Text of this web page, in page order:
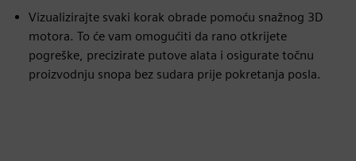
Vizualizirajte svaki korak obrade pomoću snažnog 3D
motora. To će vam omogućiti da rano otkrijete
pogreške, precizirate putove alata i osigurate točnu
proizvodnju snopa bez sudara prije pokretanja posla.